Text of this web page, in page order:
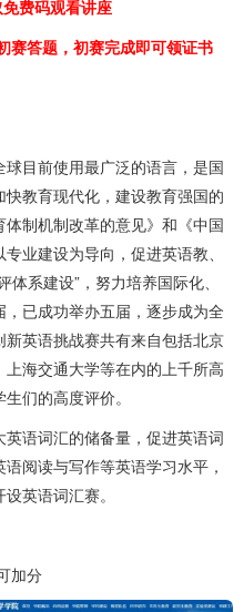
费码观看讲座
赛答题，初赛完成即可领证书
目前使用最广泛的语言，是国
教育现代化，建设教育强国的
制机制改革的意见》和《中国
业建设为导向，促进英语教、
系建设”，努力培养国际化、
已成功举办五届，逐步成为全
英语挑战赛共有来自包括北京
海交通大学等在内的上千所高
们的高度评价。
语词汇的储备量，促进英语词
阅读与写作等英语学习水平，
英语词汇赛。
加分